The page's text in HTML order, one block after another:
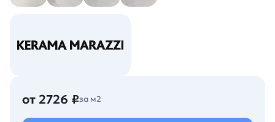
от 2726 ₽за м2